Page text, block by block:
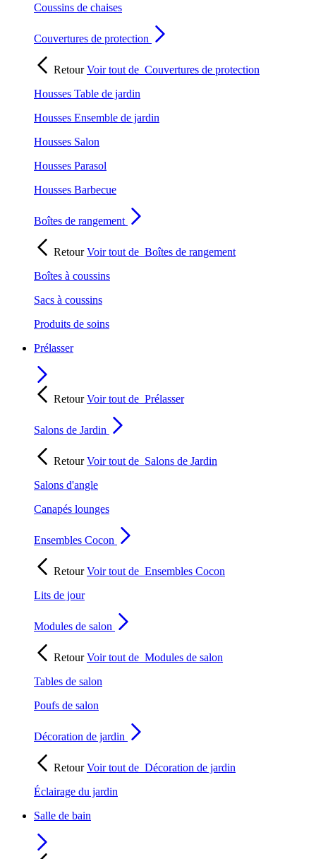
Coussins de chaises
Couvertures de protection
RetourVoir tout de Couvertures de protection
Housses Table de jardin
Housses Ensemble de jardin
Housses Salon
Housses Parasol
Housses Barbecue
Boîtes de rangement
RetourVoir tout de Boîtes de rangement
Boîtes à coussins
Sacs à coussins
Produits de soins
Prélasser
RetourVoir tout de Prélasser
Salons de Jardin
RetourVoir tout de Salons de Jardin
Salons d'angle
Canapés lounges
Ensembles Cocon
RetourVoir tout de Ensembles Cocon
Lits de jour
Modules de salon
RetourVoir tout de Modules de salon
Tables de salon
Poufs de salon
Décoration de jardin
RetourVoir tout de Décoration de jardin
Éclairage du jardin
Salle de bain